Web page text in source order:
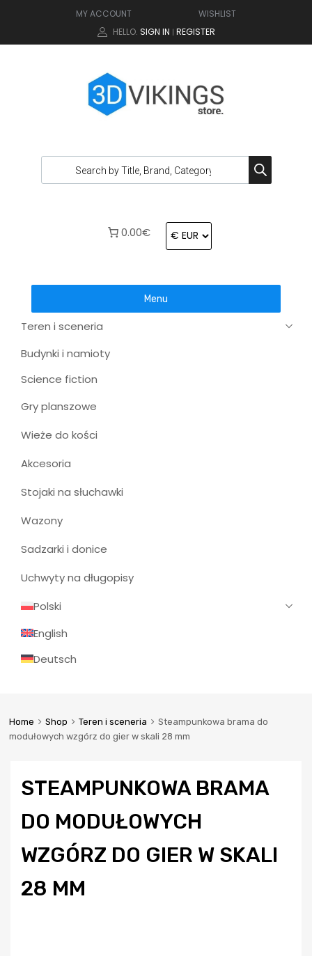
MY ACCOUNT
WISHLIST
HELLO. SIGN IN | REGISTER
0.00€
Menu
Teren i sceneria
Budynki i namioty
Science fiction
Gry planszowe
Wieże do kości
Akcesoria
Stojaki na słuchawki
Wazony
Sadzarki i donice
Uchwyty na długopisy
Polski
English
Deutsch
Home Shop Teren i sceneria
Steampunkowa brama do
modułowych wzgórz do gier w skali 28 mm
STEAMPUNKOWA BRAMA
DO MODUŁOWYCH
WZGÓRZ DO GIER W SKALI
28 MM